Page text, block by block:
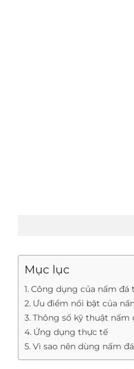
Mục lục
Công dụng của nấm đá
Ưu điểm nổi bật của
Thông số kỹ thuật nấm
Ứng dụng thực tế
Vì sao nên dùng nấm